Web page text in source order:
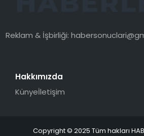
Reklam & İşbirliği:
Hakkımızda
Künyeİletişim
Copyright © 2025 Tüm hakları